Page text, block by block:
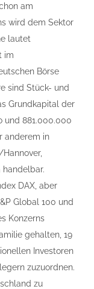
am
wird dem Sektor
lautet
im
Börse
sind Stück- und
Grundkapital der
und 881.000.000
anderem in
handelbar.
DAX, aber
Global 100 und
Konzerns
gehalten, 19
Investoren
zuzuordnen.
zu